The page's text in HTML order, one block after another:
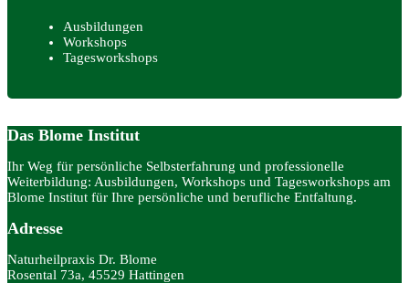
Ausbildungen
Workshops
Tagesworkshops
Das Blome Institut
Ihr Weg für persönliche Selbsterfahrung und professionelle
Weiterbildung: Ausbildungen, Workshops und Tagesworkshops am
Blome Institut für Ihre persönliche und berufliche Entfaltung.
Adresse
Naturheilpraxis Dr. Blome
Rosental 73a, 45529 Hattingen